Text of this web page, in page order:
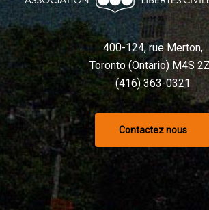
400-124, rue Merton,
Toronto (Ontario) M4S
(416) 363-0321
Contactez nous